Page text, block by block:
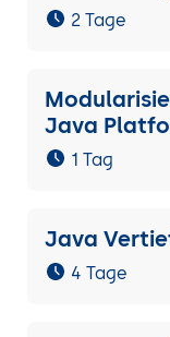
2 Tage
Java
1 Tag
Java
4 Tage